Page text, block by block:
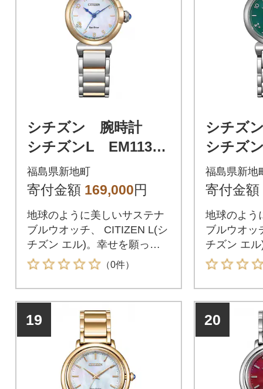
シチズン 腕時計
シチズンL EM1136-
87D
福島県新地町
寄付金額 169,000円
地球のように美しいサステナ
ブルウオッチ、 CITIZEN L(シ
チズン エル)。幸せを願って
贈られる花「スズラン」をモ
チーフにした人気シリーズか
ら、ミニサイズモデルが登
場。
（0件）
シチ
シチズ
83X
福島県新地
寄付金額
地球のよう
ブルウオッ
チズン エ
贈られる花
チーフにし
ら、ミニサ
場。
19 20